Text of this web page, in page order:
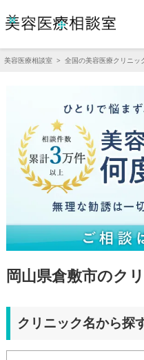
美容医療相談室 > 全国の美容医療クリニッ
岡山県倉敷市のク
クリニック名から探